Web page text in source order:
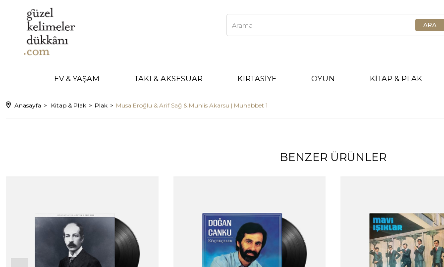
EV & YAŞAM TAKI & AKSESUAR KIRTASİYE OYUN KİTAP & PLAK
Anasayfa Kitap & Plak Plak Musa Eroğlu & Arif Sağ & Muhlis Akarsu | Muhabbet 1
BENZER ÜRÜNLER